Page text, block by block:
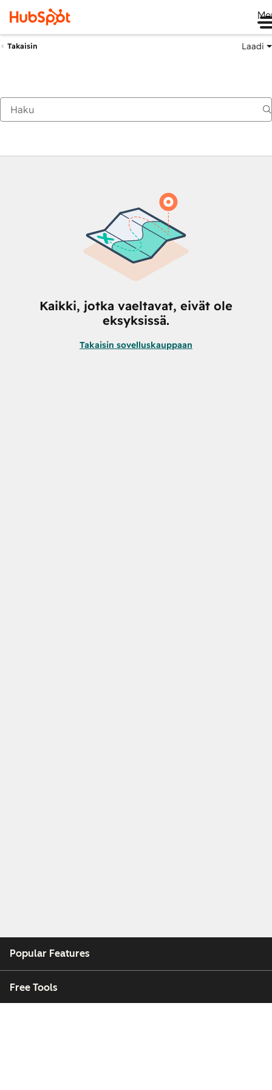
Takaisin Laadi
Kaikki, jotka vaeltavat, eivät ole
eksyksissä.
Takaisin sovelluskauppaan
Popular Features
Free Tools